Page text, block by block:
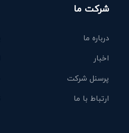
شرکت ما
درباره ما
اخبار
پرسنل شرکت
ارتباط با ما